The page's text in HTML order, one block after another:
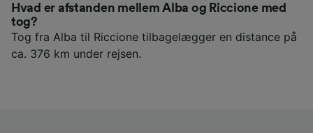
Hvad er afstanden mellem Alba og Riccione med
tog?
Tog fra Alba til Riccione tilbagelægger en distance på
ca. 376 km under rejsen.